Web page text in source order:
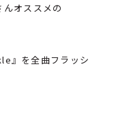
オススメの
』を全曲フラッシ